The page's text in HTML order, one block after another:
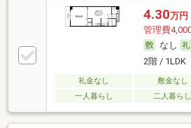
4.30万円
管理費
なし
2階 / 1LDK
礼金なし 敷金なし
一人暮らし
二人暮らし